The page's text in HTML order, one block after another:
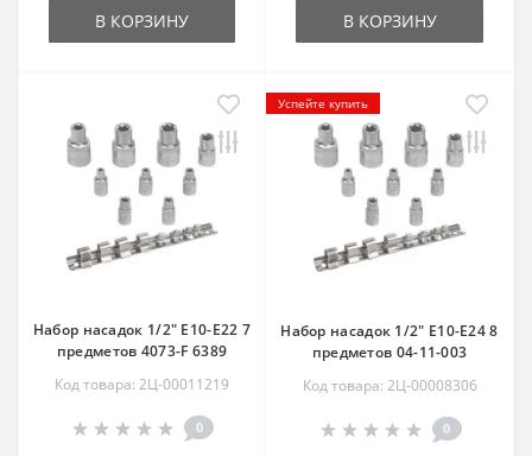
В КОРЗИНУ В КОРЗИНУ
Набор насадок 1/2" Е10-Е22 7
предметов 4073-F 6389
Код товара: 2Ц-00011219
0
Успейте купить
Набор насадок 1/2" Е10-Е24 8
предметов 04-11-003
Код товара: 2Ц-00008306
0